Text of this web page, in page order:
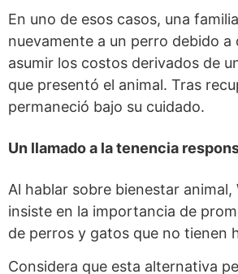
En uno de esos casos, una
nuevamente a un perro debido a
asumir los costos derivados de
que presentó el animal. Tras
permaneció bajo su cuidado.
Un llamado a la tenencia
Al hablar sobre bienestar animal,
insiste en la importancia de
de perros y gatos que no tienen
Considera que esta alternativa